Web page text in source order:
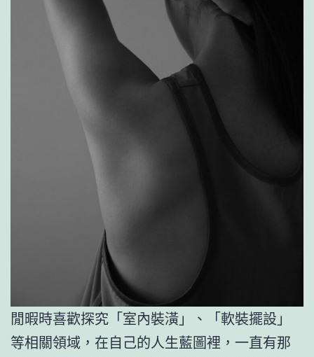
閒暇時喜歡探究「室內裝潢」、「軟裝擺設」
等相關領域，在自己的人生藍圖裡，一直有那